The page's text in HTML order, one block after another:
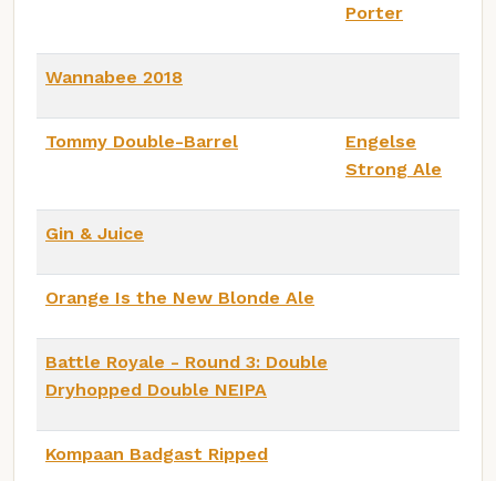
Porter
Wannabee 2018
Tommy Double-Barrel
Engelse
Strong Ale
Gin & Juice
Orange Is the New Blonde Ale
Battle Royale - Round 3: Double
Dryhopped Double NEIPA
Kompaan Badgast Ripped